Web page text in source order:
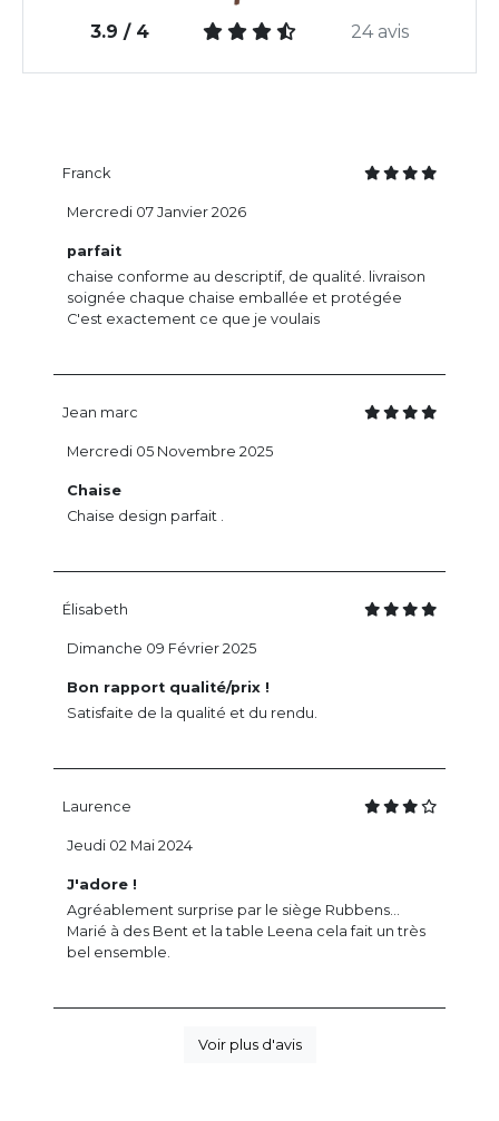
3.9 / 4 24 avis
Franck
parfait
chaise conforme au descriptif, de qualité. livraison
soignée chaque chaise emballée et protégée
C'est exactement ce que je voulais
Mercredi 07 Janvier 2026
Jean marc
Chaise
Chaise design parfait .
Mercredi 05 Novembre 2025
Élisabeth
Bon rapport qualité/prix !
Satisfaite de la qualité et du rendu.
Dimanche 09 Février 2025
Laurence
J'adore !
Agréablement surprise par le siège Rubbens...
Marié à des Bent et la table Leena cela fait un très
bel ensemble.
Jeudi 02 Mai 2024
Voir plus d'avis